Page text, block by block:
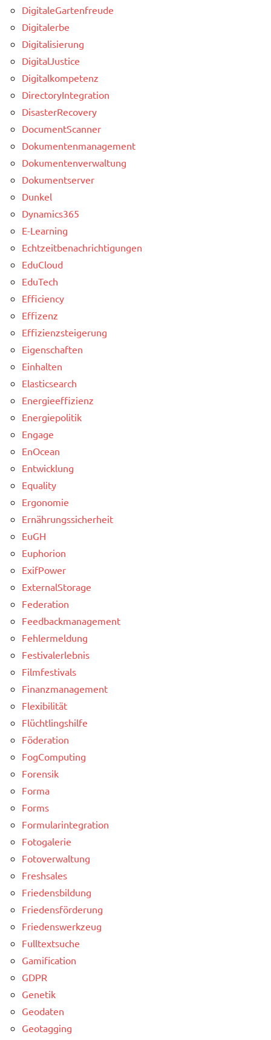
DigitaleGartenfreude
Digitalerbe
Digitalisierung
DigitalJustice
Digitalkompetenz
DirectoryIntegration
DisasterRecovery
DocumentScanner
Dokumentenmanagement
Dokumentenverwaltung
Dokumentserver
Dunkel
Dynamics365
E-Learning
Echtzeitbenachrichtigungen
EduCloud
EduTech
Efficiency
Effizenz
Effizienzsteigerung
Eigenschaften
Einhalten
Elasticsearch
Energieeffizienz
Energiepolitik
Engage
EnOcean
Entwicklung
Equality
Ergonomie
Ernährungssicherheit
EuGH
Euphorion
ExifPower
ExternalStorage
Federation
Feedbackmanagement
Fehlermeldung
Festivalerlebnis
Filmfestivals
Finanzmanagement
Flexibilität
Flüchtlingshilfe
Föderation
FogComputing
Forensik
Forma
Forms
Formularintegration
Fotogalerie
Fotoverwaltung
Freshsales
Friedensbildung
Friedensförderung
Friedenswerkzeug
Fulltextsuche
Gamification
GDPR
Genetik
Geodaten
Geotagging